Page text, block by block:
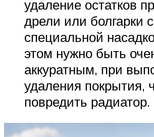
удаление остатков
дрели или болгарки
специальной
этом нужно быть
аккуратным, при
удаления покрытия,
повредить радиатор.